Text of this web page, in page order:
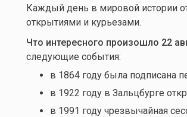
Каждый день в мировой истории
открытиями и курьезами.
Что интересного произошло 22
следующие события:
в 1864 году была подписана
в 1922 году в Зальцбурге
в 1991 году чрезвычайная